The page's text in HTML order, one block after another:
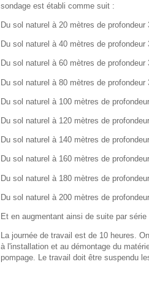
sondage est établi comme suit :
Du sol naturel à 20 mètres de profondeur
Du sol naturel à 40 mètres de profondeur
Du sol naturel à 60 mètres de profondeur
Du sol naturel à 80 mètres de profondeur
Du sol naturel à 100 mètres de
Du sol naturel à 120 mètres de
Du sol naturel à 140 mètres de
Du sol naturel à 160 mètres de
Du sol naturel à 180 mètres de
Du sol naturel à 200 mètres de
Et en augmentant ainsi de suite par série
La journée de travail est de 10 heures.
à l'installation et au démontage du
pompage. Le travail doit être suspendu